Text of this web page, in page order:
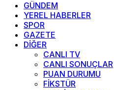
GÜNDEM
YEREL HABERLER
SPOR
GAZETE
DİĞER
CANLI TV
CANLI SONUÇLAR
PUAN DURUMU
FİKSTÜR